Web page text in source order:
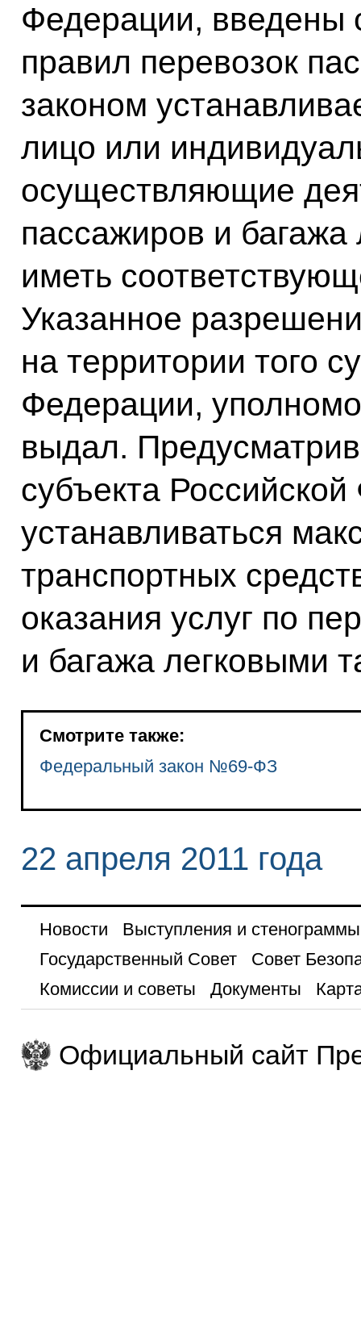
Федерации, введены
правил перевозок
законом
лицо или
осуществляющие
пассажиров и
иметь
Указанное
на территории того
Федерации,
выдал.
субъекта
устанавливаться
транспортных
оказания услуг по
и багажа легковыми
Смотрите также:
Федеральный закон №69-ФЗ
22 апреля 2011 года
Новости
Выступления и стенограммы
Государственный Совет
Совет
Комиссии и советы
Документы
Официальный сайт